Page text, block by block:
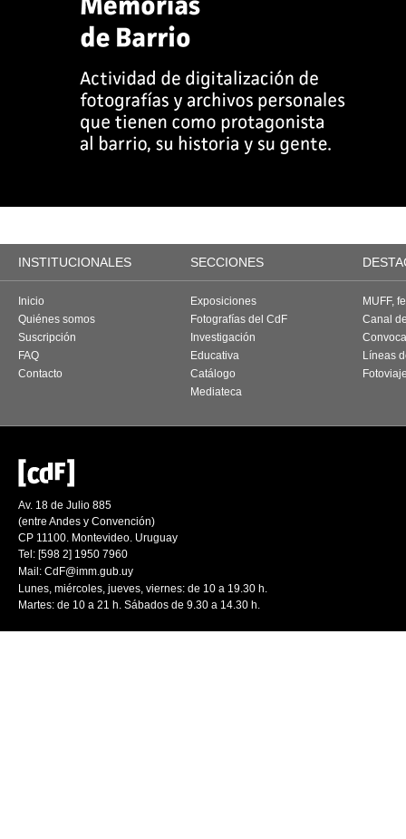
INSTITUCIONALES SECCIONES
Inicio
Quiénes somos
Suscripción
FAQ
Contacto
Exposiciones
Fotografías del CdF
Investigación
Educativa
Catálogo
Mediateca
MUFF,
Canal
Líneas
Av. 18 de Julio 885
(entre Andes y Convención)
CP 11100. Montevideo. Uruguay
Tel: [598 2] 1950 7960
Mail: CdF@imm.gub.uy
Lunes, miércoles, jueves, viernes: de 10 a 19.30 h.
Martes: de 10 a 21 h. Sábados de 9.30 a 14.30 h.